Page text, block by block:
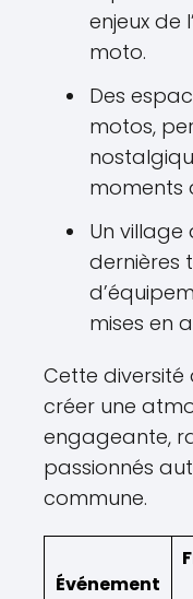
enjeux de
moto.
Des
motos,
moments
Un village
dernières
mises en
Cette diversité
créer une
engageante,
passionnés
commune.
Événement